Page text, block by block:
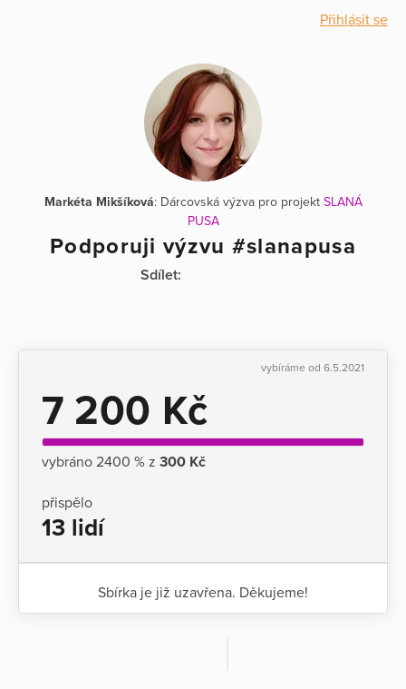
Přihlásit se
Markéta Mikšíková: Dárcovská výzva pro projekt SLANÁ
PUSA
Podporuji výzvu #slanapusa
Sdílet:
vybíráme od 6.5.2021
7 200 Kč
vybráno 2400 % z 300 Kč
přispělo
13 lidí
Sbírka je již uzavřena. Děkujeme!